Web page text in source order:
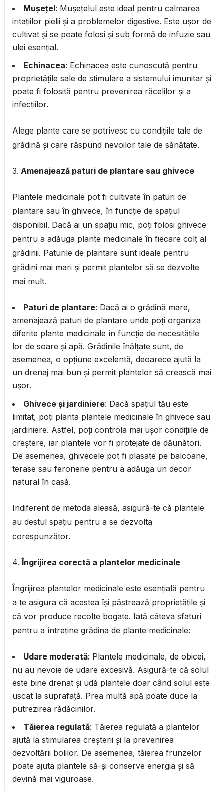
Mușețel: Mușețelul este ideal pentru calmarea
iritațiilor pielii și a problemelor digestive. Este ușor de
cultivat și se poate folosi și sub formă de infuzie sau
ulei esențial.
Echinacea: Echinacea este cunoscută pentru
proprietățile sale de stimulare a sistemului imunitar și
poate fi folosită pentru prevenirea răcelilor și a
infecțiilor.
Alege plante care se potrivesc cu condițiile tale de
grădină și care răspund nevoilor tale de sănătate.
Amenajează paturi de plantare sau ghivece
Plantele medicinale pot fi cultivate în paturi de
plantare sau în ghivece, în funcție de spațiul
disponibil. Dacă ai un spațiu mic, poți folosi ghivece
pentru a adăuga plante medicinale în fiecare colț al
grădinii. Paturile de plantare sunt ideale pentru
grădini mai mari și permit plantelor să se dezvolte
mai mult.
Paturi de plantare: Dacă ai o grădină mare,
amenajează paturi de plantare unde poți organiza
diferite plante medicinale în funcție de necesitățile
lor de soare și apă. Grădinile înălțate sunt, de
asemenea, o opțiune excelentă, deoarece ajută la
un drenaj mai bun și permit plantelor să crească mai
ușor.
Ghivece și jardiniere: Dacă spațiul tău este
limitat, poți planta plantele medicinale în ghivece sau
jardiniere. Astfel, poți controla mai ușor condițiile de
creștere, iar plantele vor fi protejate de dăunători.
De asemenea, ghivecele pot fi plasate pe balcoane,
terase sau feronerie pentru a adăuga un decor
natural în casă.
Indiferent de metoda aleasă, asigură-te că plantele
au destul spațiu pentru a se dezvolta
corespunzător.
Îngrijirea corectă a plantelor medicinale
Îngrijirea plantelor medicinale este esențială pentru
a te asigura că acestea își păstrează proprietățile și
că vor produce recolte bogate. Iată câteva sfaturi
pentru a întreține grădina de plante medicinale:
Udare moderată: Plantele medicinale, de obicei,
nu au nevoie de udare excesivă. Asigură-te că solul
este bine drenat și udă plantele doar când solul este
uscat la suprafață. Prea multă apă poate duce la
putrezirea rădăcinilor.
Tăierea regulată: Tăierea regulată a plantelor
ajută la stimularea creșterii și la prevenirea
dezvoltării bolilor. De asemenea, tăierea frunzelor
poate ajuta plantele să-și conserve energia și să
devină mai viguroase.